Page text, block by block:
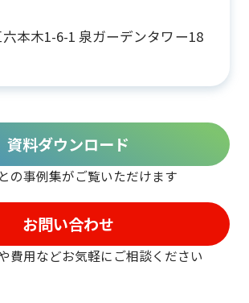
本木1-6-1 泉ガーデンタワー18
資料ダウンロード
の事例集がご覧いただけます
お問い合わせ
費用などお気軽に ご相談ください